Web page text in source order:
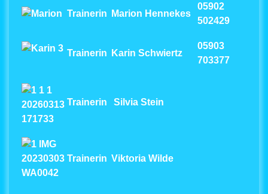
Trainerin Marion Hennekes
05902
502429
Trainerin Karin Schwiertz
05903
703377
Trainerin Silvia Stein
Trainerin Viktoria Wilde